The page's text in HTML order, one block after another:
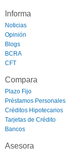
Informa
Noticias
Opinión
Blogs
BCRA
CFT
Compara
Plazo Fijo
Préstamos Personales
Créditos Hipotecarios
Tarjetas de Crédito
Bancos
Asesora